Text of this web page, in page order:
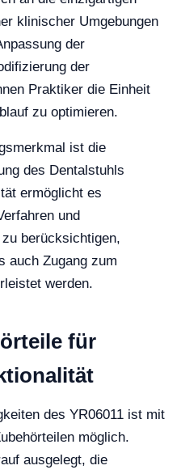
klinischer Umgebungen
der
der
Praktiker die Einheit
zu optimieren.
ist die
des Dentalstuhls
ermöglicht es
und
berücksichtigen,
auch Zugang zum
werden.
für
des YR06011 ist mit
möglich.
ausgelegt, die